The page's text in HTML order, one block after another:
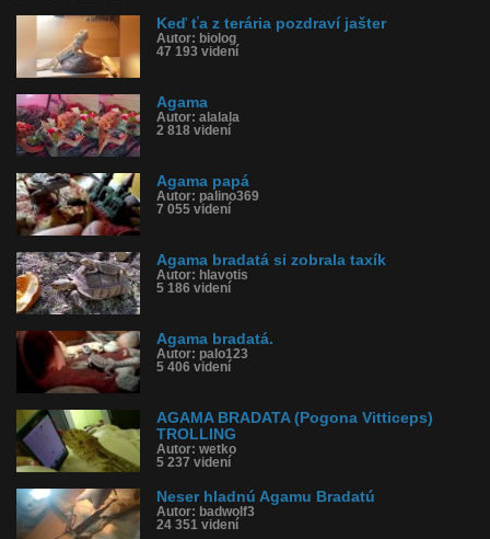
Keď ťa z terária pozdraví jašter
Autor: biolog
47 193 videní
Agama
Autor: alalala
2 818 videní
Agama papá
Autor: palino369
7 055 videní
Agama bradatá si zobrala taxík
Autor: hlavotis
5 186 videní
Agama bradatá.
Autor: palo123
5 406 videní
AGAMA BRADATA (Pogona Vitticeps)
TROLLING
Autor: wetko
5 237 videní
Neser hladnú Agamu Bradatú
Autor: badwolf3
24 351 videní